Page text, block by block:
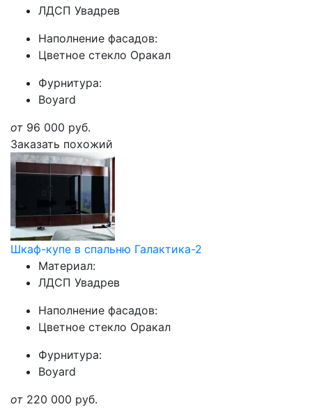
ЛДСП Увадрев
Наполнение фасадов:
Цветное стекло Оракал
Фурнитура:
Boyard
от 96 000 руб.
Заказать похожий
Шкаф-купе в спальню Галактика-2
Материал:
ЛДСП Увадрев
Наполнение фасадов:
Цветное стекло Оракал
Фурнитура:
Boyard
от 220 000 руб.